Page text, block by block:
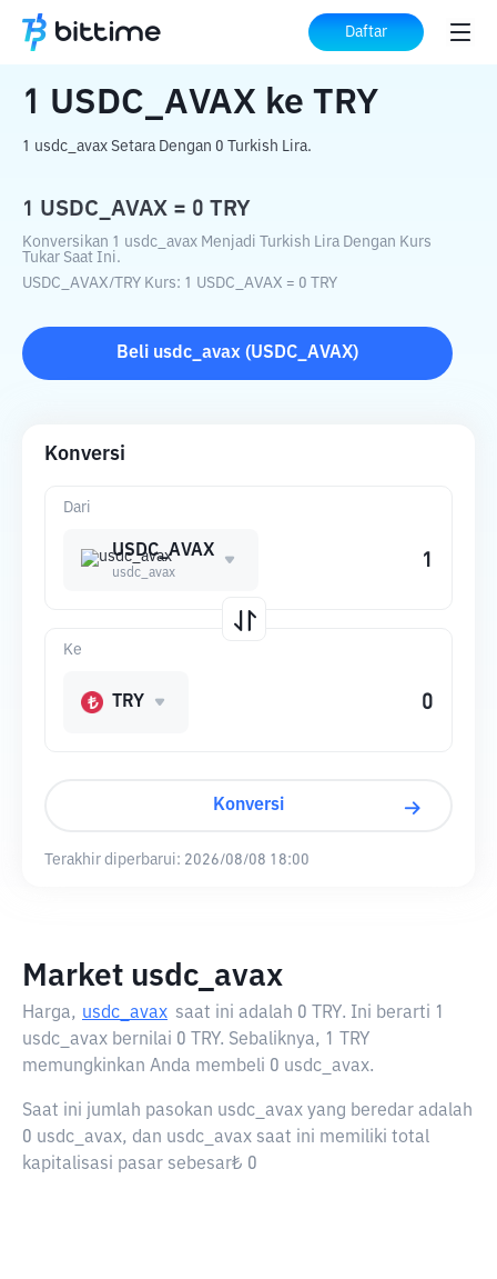
Daftar
Beranda Konverter Kripto USDC_AVAX ke TRY
1 USDC_AVAX ke TRY
1 usdc_avax Setara Dengan 0 Turkish Lira.
1 USDC_AVAX = 0 TRY
Konversikan 1 usdc_avax Menjadi Turkish Lira Dengan Kurs
Tukar Saat Ini.
USDC_AVAX/ TRY Kurs: 1 USDC_AVAX = 0 TRY
Beli usdc_avax (USDC_AVAX)
Konversi
Dari
USDC_AVAX
usdc_avax
Ke
TRY
Konversi
Terakhir diperbarui: 2026/08/08 18:00
Market usdc_avax
Harga, usdc_avax saat ini adalah 0 TRY. Ini berarti 1
usdc_avax bernilai 0 TRY. Sebaliknya, 1 TRY
memungkinkan Anda membeli 0 usdc_avax.
Saat ini jumlah pasokan usdc_avax yang beredar adalah
0 usdc_avax, dan usdc_avax saat ini memiliki total
kapitalisasi pasar sebesar₺ 0